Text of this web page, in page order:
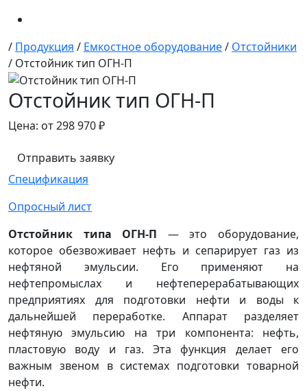
/ Продукция / Емкостное оборудование/ Отстойники
/ Отстойник тип ОГН-П
Отстойник тип ОГН-П
Цена: от298 970₽
Отправить заявку
Спецификация
Опросный лист
Отстойник типа ОГН-П — это оборудование,
которое обезвоживает нефть и сепарирует газ из
нефтяной эмульсии. Его применяют на
нефтепромыслах и нефтеперерабатывающих
предприятиях для подготовки нефти и воды к
дальнейшей переработке. Аппарат разделяет
нефтяную эмульсию на три компонента: нефть,
пластовую воду и газ. Эта функция делает его
важным звеном в системах подготовки товарной
нефти.